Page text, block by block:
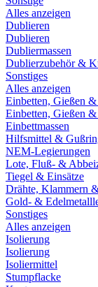
Alles anzeigen
Dublieren
Dublieren
Dubliermassen
Dublierzubehör &
Sonstiges
Alles anzeigen
Einbetten, Gießen
Einbetten, Gießen
Einbettmassen
Hilfsmittel &
NEM-Legierungen
Lote, Fluß- &
Tiegel & Einsätze
Drähte, Klammern
Gold- &
Sonstiges
Alles anzeigen
Isolierung
Isolierung
Isoliermittel
Stumpflacke